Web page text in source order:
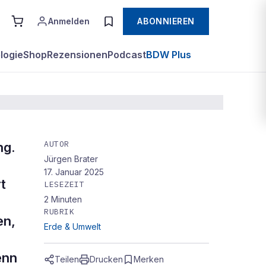
Anmelden ABONNIEREN
ShopRezensionenPodcastBDW Plus
AUTOR
Jürgen Brater
17. Januar 2025
LESEZEIT
2 Minuten
RUBRIK
Erde & Umwelt
Teilen Drucken Merken